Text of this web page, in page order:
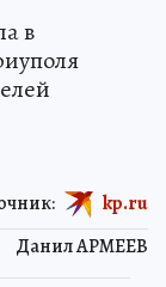
в
Данил АРМЕЕВ
kp.ru